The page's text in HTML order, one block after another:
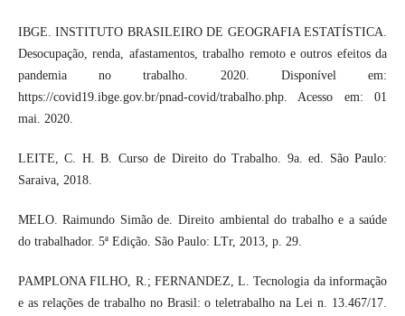
IBGE. INSTITUTO BRASILEIRO DE GEOGRAFIA ESTATÍSTICA.
Desocupação, renda, afastamentos, trabalho remoto e outros efeitos da
pandemia no trabalho. 2020. Disponível em:
https://covid19.ibge.gov.br/pnad-covid/trabalho.php. Acesso em: 01
mai. 2020.
LEITE, C. H. B. Curso de Direito do Trabalho. 9a. ed. São Paulo:
Saraiva, 2018.
MELO. Raimundo Simão de. Direito ambiental do trabalho e a saúde
do trabalhador. 5ª Edição. São Paulo: LTr, 2013, p. 29.
PAMPLONA FILHO, R.; FERNANDEZ, L. Tecnologia da informação
e as relações de trabalho no Brasil: o teletrabalho na Lei n. 13.467/17.